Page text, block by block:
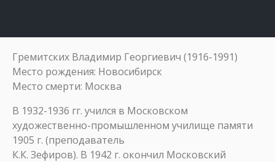
Гремитских Владимир Георгиевич (1916-1991)
Место рождения: Новосибирск
Место смерти: Москва
В 1932-1936 гг. учился в Московском
художественно-промышленном училище памяти
1905 г. (преподаватель
К.К. Зефиров). В 1942 г. окончил Московский